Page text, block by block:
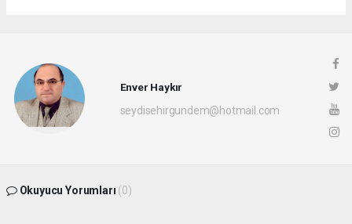
Enver Haykır
seydisehirgundem@hotmail.com
Okuyucu Yorumları (0)